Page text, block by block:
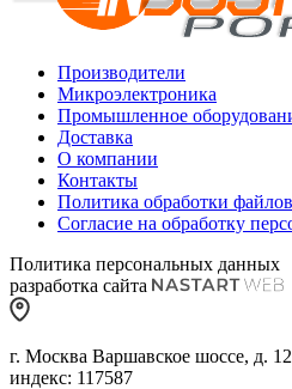
Производители
Микроэлектроника
Промышленное
Доставка
О компании
Контакты
Политика обработки
Согласие на обработку
Политика персональных данных
разработка сайта
г. Москва Варшавское шоссе, д.
индекс: 117587